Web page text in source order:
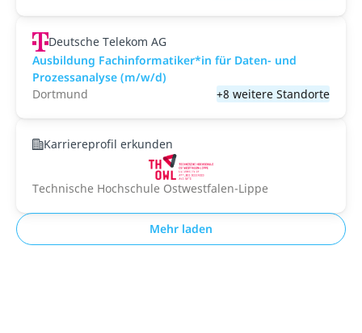
Deutsche Telekom AG
Ausbildung Fachinformatiker*in für Daten- und
Prozessanalyse (m/w/d)
Dortmund
+8 weitere Standorte
Karriereprofil erkunden
Technische Hochschule Ostwestfalen-Lippe
Mehr laden